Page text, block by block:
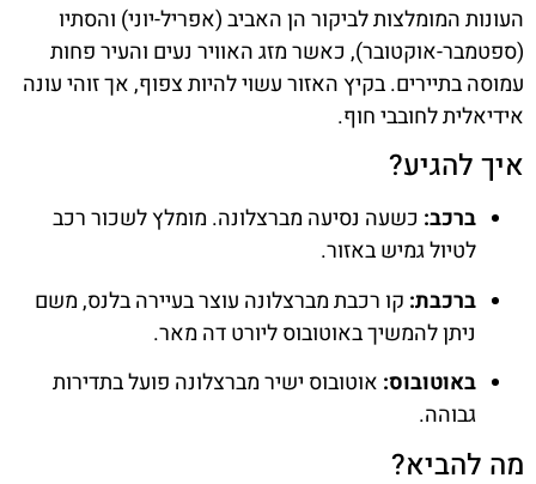
העונות המומלצות לביקור הן האביב (אפריל-יוני) והסתיו
(ספטמבר-אוקטובר), כאשר מזג האוויר נעים והעיר פחות
עמוסה בתיירים. בקיץ האזור עשוי להיות צפוף, אך זוהי עונה
אידיאלית לחובבי חוף.
איך להגיע?
ברכב: כשעה נסיעה מברצלונה. מומלץ לשכור רכב
לטיול גמיש באזור.
ברכבת: קו רכבת מברצלונה עוצר בעיירה בלנס, משם
ניתן להמשיך באוטובוס ליורט דה מאר.
באוטובוס: אוטובוס ישיר מברצלונה פועל בתדירות
גבוהה.
מה להביא?